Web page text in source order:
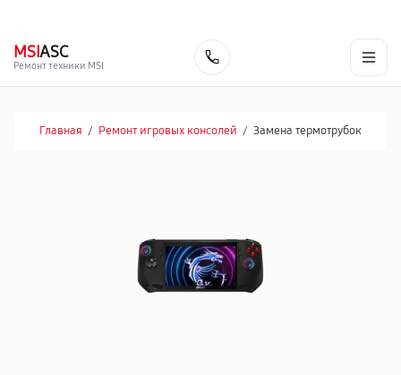
MSIASC
Ремонт техники MSI
Главная / Ремонт игровых консолей / Замена термотрубок